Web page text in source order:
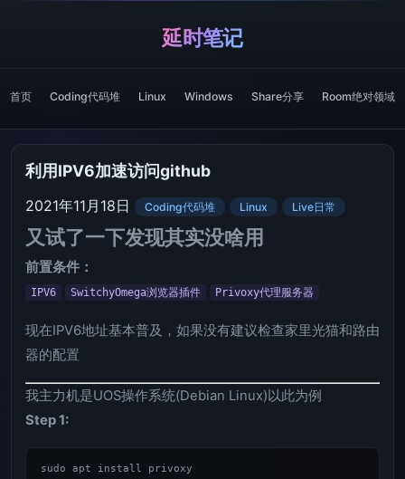
延时笔记
首页 Coding代码堆 Linux Windows Share分享 Room绝对领域
利用IPV6加速访问github
2021年11月18日 Coding代码堆 Linux Live日常
又试了一下发现其实没啥用
前置条件：
IPV6 SwitchyOmega浏览器插件 Privoxy代理服务器
现在IPV6地址基本普及，如果没有建议检查家里光猫和路由
器的配置
我主力机是UOS操作系统(Debian Linux)以此为例
Step 1: